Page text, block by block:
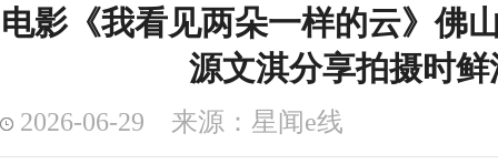
电影《我看见两朵一样的云》佛
源文淇分享拍摄时鲜
2026-06-29 来源：星闻e线